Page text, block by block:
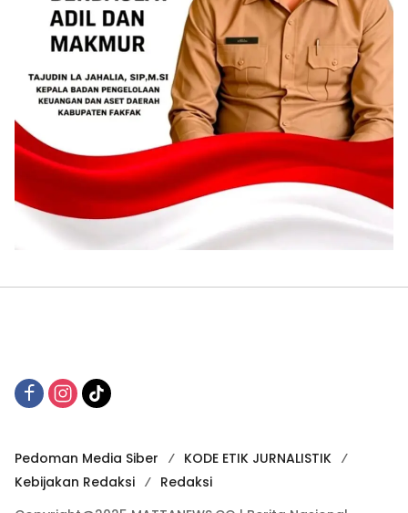
Pedoman Media Siber
KODE ETIK JURNALISTIK
Kebijakan Redaksi
Redaksi